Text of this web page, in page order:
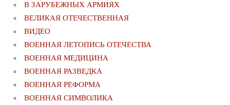
В ЗАРУБЕЖНЫХ АРМИЯХ
ВЕЛИКАЯ ОТЕЧЕСТВЕННАЯ
ВИДЕО
ВОЕННАЯ ЛЕТОПИСЬ ОТЕЧЕСТВА
ВОЕННАЯ МЕДИЦИНА
ВОЕННАЯ РАЗВЕДКА
ВОЕННАЯ РЕФОРМА
ВОЕННАЯ СИМВОЛИКА